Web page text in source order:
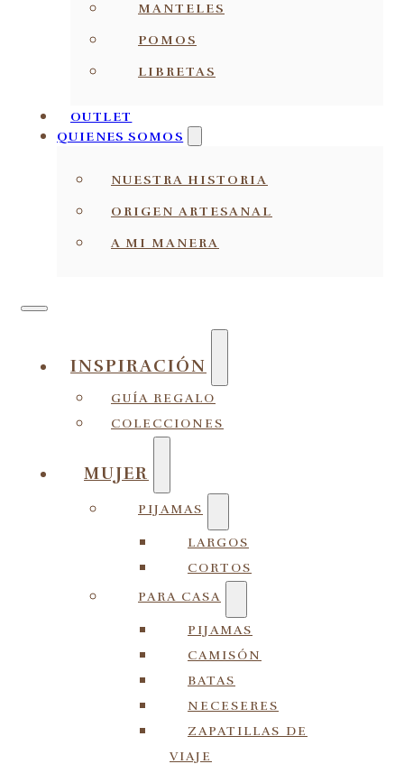
MANTELES
POMOS
LIBRETAS
OUTLET
QUIENES SOMOS
NUESTRA HISTORIA
ORIGEN ARTESANAL
A MI MANERA
INSPIRACIÓN
GUÍA REGALO
COLECCIONES
MUJER
PIJAMAS
LARGOS
CORTOS
PARA CASA
PIJAMAS
CAMISÓN
BATAS
NECESERES
ZAPATILLAS DE
VIAJE